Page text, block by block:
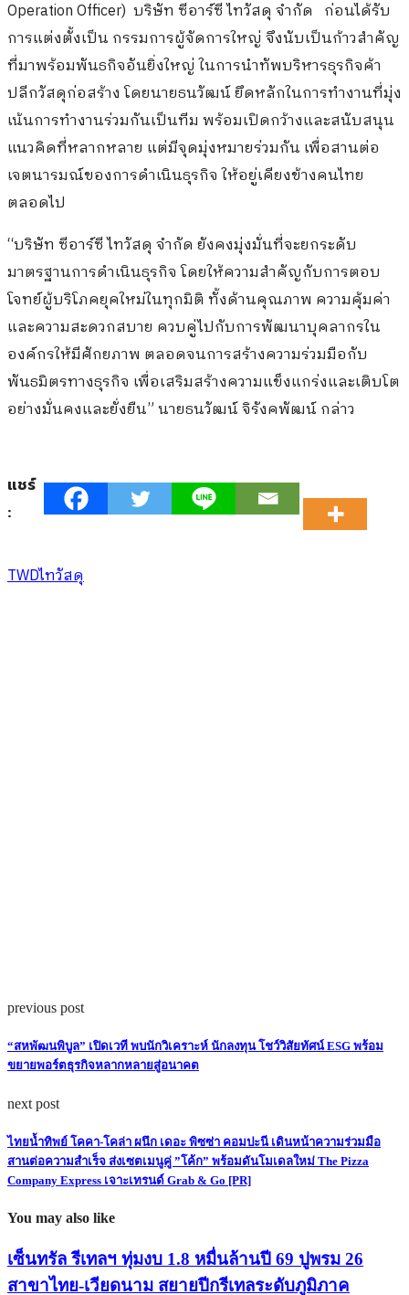
Operation Officer) บริษัท ซีอาร์ซี ไทวัสดุ จำกัด ก่อนได้รับ
การแต่งตั้งเป็น กรรมการผู้จัดการใหญ่ จึงนับเป็นก้าวสำคัญ
ที่มาพร้อมพันธกิจอันยิ่งใหญ่ ในการนำทัพบริหารธุรกิจค้า
ปลีกวัสดุก่อสร้าง โดยนายธนวัฒน์ ยึดหลักในการทำงานที่มุ่ง
เน้นการทำงานร่วมกันเป็นทีม พร้อมเปิดกว้างและสนับสนุน
แนวคิดที่หลากหลาย แต่มีจุดมุ่งหมายร่วมกัน เพื่อสานต่อ
เจตนารมณ์ของการดำเนินธุรกิจ ให้อยู่เคียงข้างคนไทย
ตลอดไป
“บริษัท ซีอาร์ซี ไทวัสดุ จำกัด ยังคงมุ่งมั่นที่จะยกระดับ
มาตรฐานการดำเนินธุรกิจ โดยให้ความสำคัญกับการตอบ
โจทย์ผู้บริโภคยุคใหม่ในทุกมิติ ทั้งด้านคุณภาพ ความคุ้มค่า
และความสะดวกสบาย ควบคู่ไปกับการพัฒนาบุคลากรใน
องค์กรให้มีศักยภาพ ตลอดจนการสร้างความร่วมมือกับ
พันธมิตรทางธุรกิจ เพื่อเสริมสร้างความแข็งแกร่งและเติบโต
อย่างมั่นคงและยั่งยืน” นายธนวัฒน์ จิรังคพัฒน์ กล่าว
แชร์
:
TWDไทวัสดุ
previous post
“สหพัฒนพิบูล” เปิดเวที พบนักวิเคราะห์ นักลงทุน โชว์วิสัยทัศน์ ESG พร้อม
ขยายพอร์ตธุรกิจหลากหลายสู่อนาคต
next post
ไทยน้ำทิพย์ โคคา-โคล่า ผนึก เดอะ พิซซ่า คอมปะนี เดินหน้าความร่วมมือ
สานต่อความสำเร็จ ส่งเซตเมนูคู่ ”โค้ก” พร้อมดันโมเดลใหม่ The Pizza
Company Express เจาะเทรนด์ Grab & Go [PR]
You may also like
เซ็นทรัล รีเทลฯ ทุ่มงบ 1.8 หมื่นล้านปี 69 ปูพรม 26
สาขาไทย-เวียดนาม สยายปีกรีเทลระดับภูมิภาค